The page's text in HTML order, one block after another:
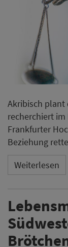
Akribisch plant
recherchiert
Frankfurter
Beziehung
Weiterlesen